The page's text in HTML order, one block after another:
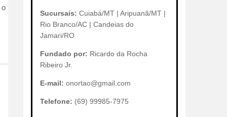
o
Sucursais: Cuiabá/MT | Aripuanã/MT |
Rio Branco/AC | Candeias do
Jamari/RO
Fundado por: Ricardo da Rocha
Ribeiro Jr.
E-mail: onortao@gmail.com
Telefone: (69) 99985-7975